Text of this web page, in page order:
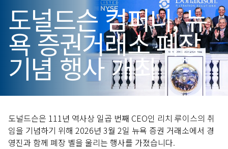
도널드슨 컴퍼니, 뉴
욕 증권거래소 폐장
기념 행사 개최
도널드슨은 111년 역사상 일곱 번째 CEO인 리치 루이스의 취
임을 기념하기 위해 2026년 3월 2일 뉴욕 증권 거래소에서 경
영진과 함께 폐장 벨을 울리는 행사를 가졌습니다.